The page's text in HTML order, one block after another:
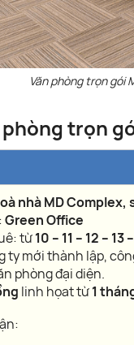
Văn phòng trọn gói
trọn
nhà MD Complex,
Green Office
từ10 – 11 – 12 –
ty mới thành lập,
phòng đại diện.
linh họat từ1